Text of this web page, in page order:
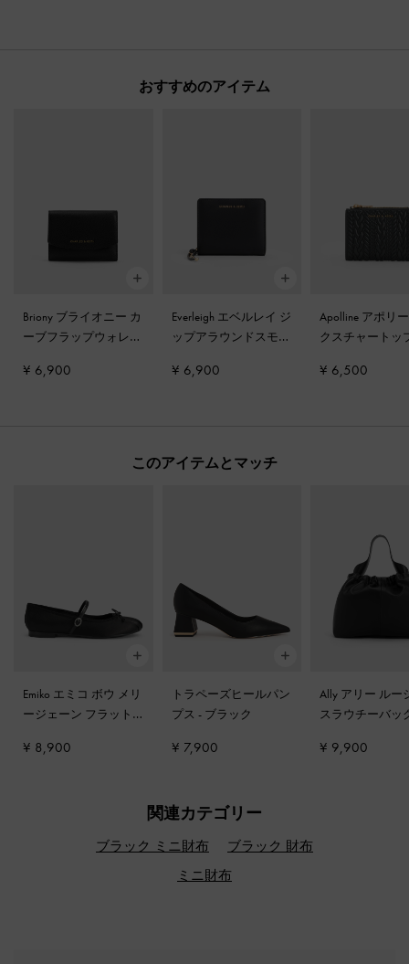
おすすめのアイテム
Briony ブライオニー カ
ーブフラップウォレッ
¥ 6,900
Everleigh エベルレイ ジ
ップアラウンドスモー
ク
¥ 6,900
Apolline アポリ
クスチャートッ
ク
¥ 6,500
このアイテムとマッチ
Emiko エミコ ボウ メリ
ージェーン フラット-
¥ 8,900
トラペーズヒールパン
プス - ブラック
¥ 7,900
Ally アリー ルー
スラウチーバッ
¥ 9,900
関連カテゴリー
ブラック ミニ財布
ブラック 財布
ミニ財布